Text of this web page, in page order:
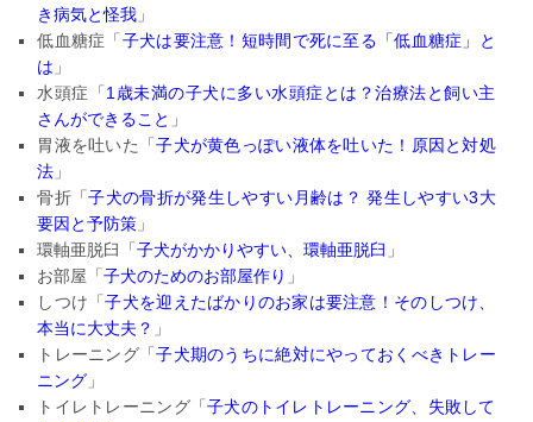
き病気と怪我 」
低血糖症「 子犬は要注意！短時間で死に至る「低血糖症」と
は 」
水頭症「 1歳未満の子犬に多い水頭症とは？治療法と飼い主
さんができること 」
胃液を吐いた「子犬が黄色っぽい液体を吐いた！原因と対処
法 」
骨折「子犬の骨折が発生しやすい月齢は？ 発生しやすい3大
要因と予防策 」
環軸亜脱臼「子犬がかかりやすい、環軸亜脱臼 」
お部屋「子犬のためのお部屋作り 」
しつけ「子犬を迎えたばかりのお家は要注意！そのしつけ、
本当に大丈夫？ 」
トレーニング「子犬期のうちに絶対にやっておくべきトレー
ニング 」
トイレトレーニング「子犬のトイレトレーニング、 失敗して